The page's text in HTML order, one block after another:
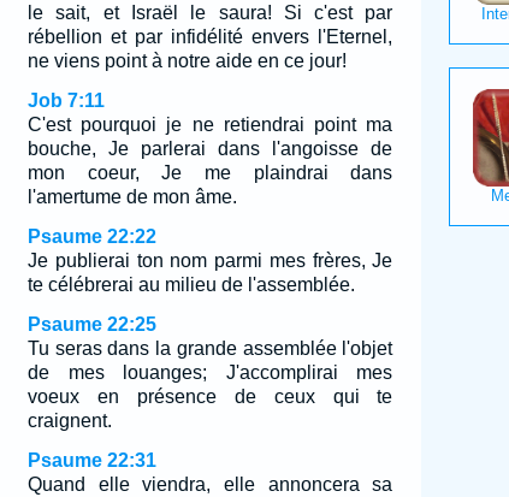
le sait, et Israël le saura! Si c'est par
rébellion et par infidélité envers l'Eternel,
ne viens point à notre aide en ce jour!
Job 7:11
C'est pourquoi je ne retiendrai point ma
bouche, Je parlerai dans l'angoisse de
mon coeur, Je me plaindrai dans
l'amertume de mon âme.
Psaume 22:22
Je publierai ton nom parmi mes frères, Je
te célébrerai au milieu de l'assemblée.
Psaume 22:25
Tu seras dans la grande assemblée l'objet
de mes louanges; J'accomplirai mes
voeux en présence de ceux qui te
craignent.
Psaume 22:31
Quand elle viendra, elle annoncera sa